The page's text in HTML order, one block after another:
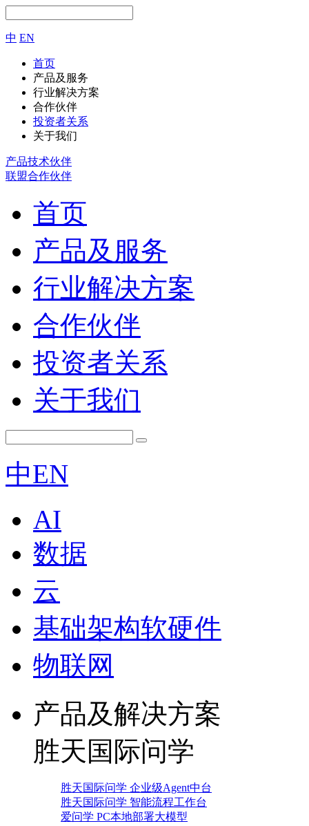
中 EN
首页
产品及服务
行业解决方案
合作伙伴
投资者关系
关于我们
产品技术伙伴
联盟合作伙伴
首页
产品及服务
行业解决方案
合作伙伴
投资者关系
关于我们
中EN
AI
数据
云
基础架构软硬件
物联网
产品及解决方案
胜天国际问学
胜天国际问学 企业级Agent中台
胜天国际问学 智能流程工作台
爱问学 PC本地部署大模型